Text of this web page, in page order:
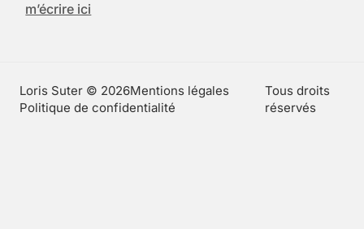
m’écrire ici
Loris Suter © 2026Mentions légales
Politique de confidentialité
Tous droits
réservés